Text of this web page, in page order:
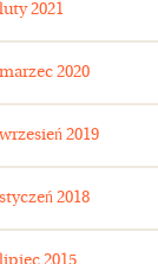
luty 2021
marzec 2020
wrzesień 2019
styczeń 2018